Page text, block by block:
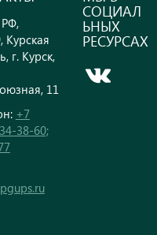
Курская
г. Курск,
11
+7
38-60;
СОЦИАЛ
ЬНЫХ
РЕСУРСАХ